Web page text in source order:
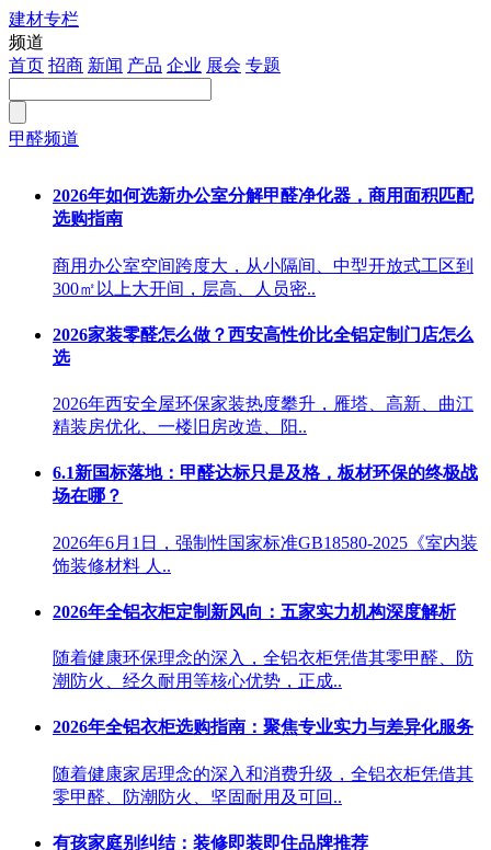
建材专栏
频道
首页 招商 新闻 产品 企业 展会 专题
甲醛频道
2026年如何选新办公室分解甲醛净化器，商用面积匹配
选购指南
商用办公室空间跨度大，从小隔间、中型开放式工区到
300㎡以上大开间，层高、人员密..
2026家装零醛怎么做？西安高性价比全铝定制门店怎么
选
2026年西安全屋环保家装热度攀升，雁塔、高新、曲江
精装房优化、一楼旧房改造、阳..
6.1新国标落地：甲醛达标只是及格，板材环保的终极战
场在哪？
2026年6月1日，强制性国家标准GB18580-2025《室内装
饰装修材料 人..
2026年全铝衣柜定制新风向：五家实力机构深度解析
随着健康环保理念的深入，全铝衣柜凭借其零甲醛、防
潮防火、经久耐用等核心优势，正成..
2026年全铝衣柜选购指南：聚焦专业实力与差异化服务
随着健康家居理念的深入和消费升级，全铝衣柜凭借其
零甲醛、防潮防火、坚固耐用及可回..
有孩家庭别纠结：装修即装即住品牌推荐